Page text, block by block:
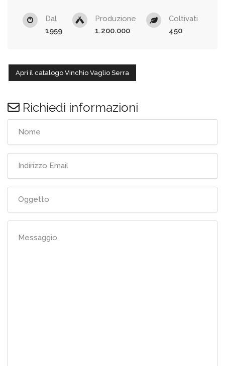
Dal
1959
Produzione
1.200.000
Coltivati
450
Apri il catalogo Vinchio Vaglio Serra
Richiedi informazioni